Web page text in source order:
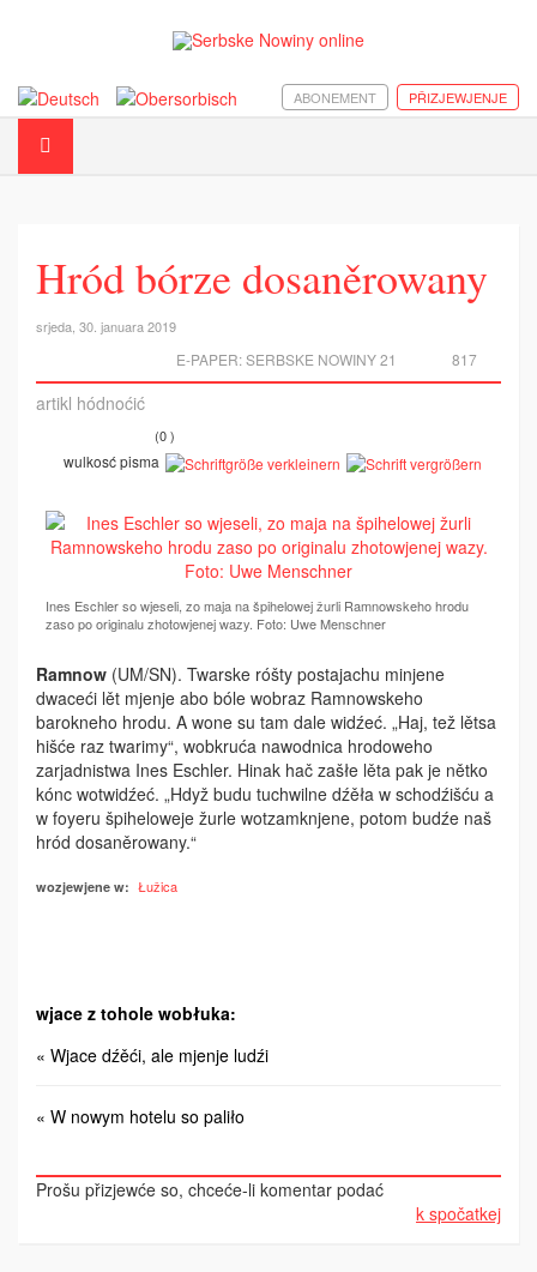
PŘIZJEWJENJE
ABONEMENT
Hród bórze dosaněrowany
srjeda, 30. januara 2019
817
E-PAPER:SERBSKE NOWINY 21
artikl hódnoćić
(0 )
wulkosć pisma
Ines Eschler so wjeseli, zo maja na špihelowej žurli Ramnowskeho hrodu
zaso po originalu zhotowjenej wazy. Foto: Uwe Menschner
Ramnow (UM/SN). Twarske róšty postajachu minjene
dwaceći lět mjenje abo bóle wobraz Ramnowskeho
barokneho hrodu. A wone su tam dale widźeć. „Haj, tež lětsa
hišće raz twarimy“, wobkruća nawodnica hrodoweho
zarjadnistwa Ines Eschler. Hinak hač zašłe lěta pak je nětko
kónc wotwidźeć. „Hdyž budu tuchwilne dźěła w schodźišću a
w foyeru špiheloweje žurle wotzamknjene, potom budźe naš
hród dosaněrowany.“
wozjewjene w: Łužica
wjace z tohole wobłuka:
« Wjace dźěći, ale mjenje ludźi
« W nowym hotelu so paliło
Prošu přizjewće so, chceće-li komentar podać
k spočatkej